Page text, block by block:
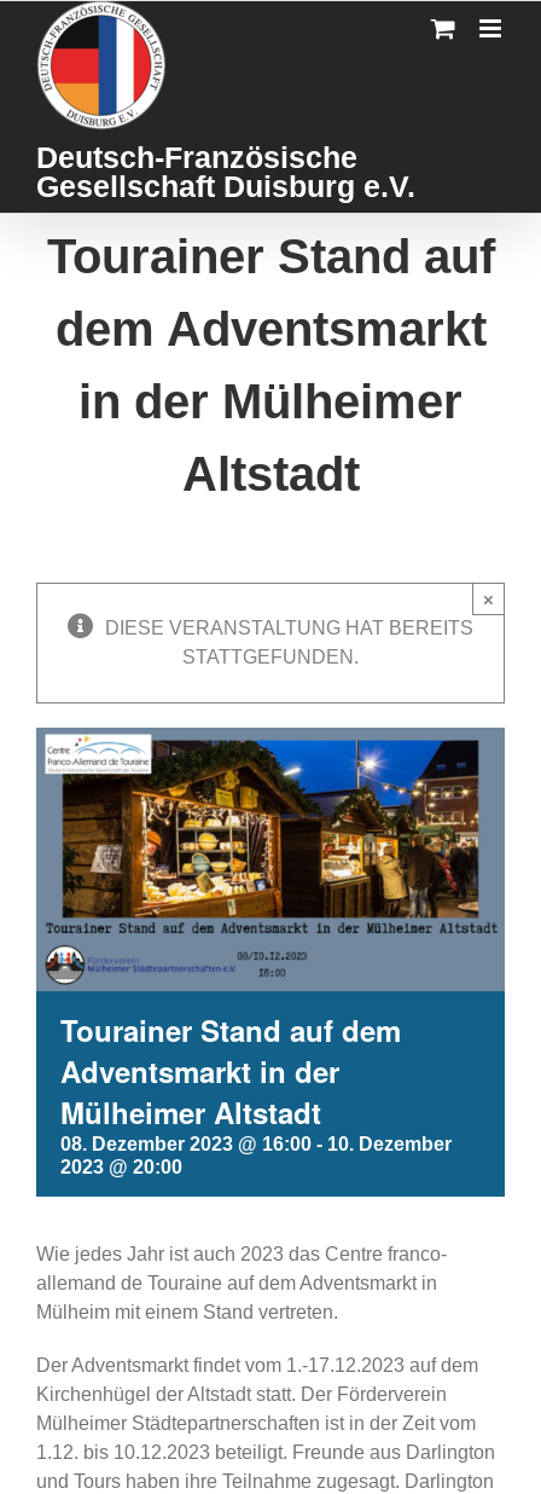
content
Deutsch-Französische
Gesellschaft Duisburg e.V.
Tourainer Stand auf
dem Adventsmarkt
in der Mülheimer
Altstadt
DIESE VERANSTALTUNG HAT BEREITS
STATTGEFUNDEN.
×
Tourainer Stand auf dem
Adventsmarkt in der
Mülheimer Altstadt
08. Dezember 2023 @ 16:00 - 10. Dezember
2023 @ 20:00
Wie jedes Jahr ist auch 2023 das Centre franco-
allemand de Touraine auf dem Adventsmarkt in
Mülheim mit einem Stand vertreten.
Der Adventsmarkt findet vom 1.-17.12.2023 auf dem
Kirchenhügel der Altstadt statt. Der Förderverein
Mülheimer Städtepartnerschaften ist in der Zeit vom
1.12. bis 10.12.2023 beteiligt. Freunde aus Darlington
und Tours haben ihre Teilnahme zugesagt. Darlington